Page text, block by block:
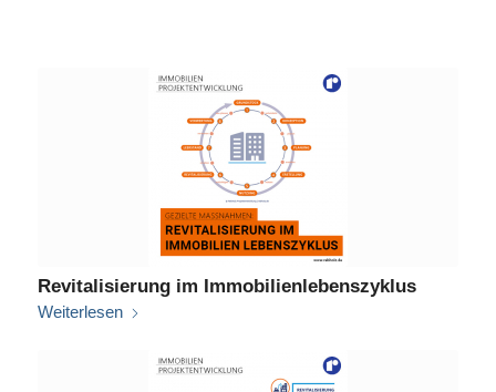
Revitalisierung im Immobilienlebenszyklus
Weiterlesen